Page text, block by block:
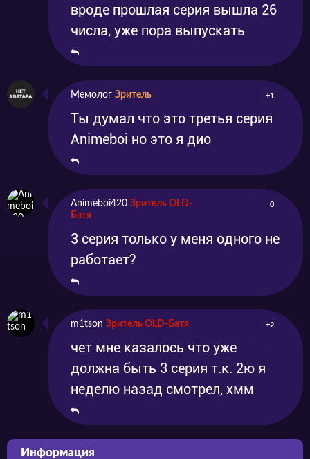
вроде прошлая серия вышла 26
числа, уже пора выпускать
Мемолог Зритель +1
Ты думал что это третья серия
Animeboi но это я дио
Animeboi420 Зритель OLD-
Батя
0
3 серия только у меня одного не
работает?
m1tson Зритель OLD-Батя +2
чет мне казалось что уже
должна быть 3 серия т.к. 2ю я
неделю назад смотрел, хмм
Информация